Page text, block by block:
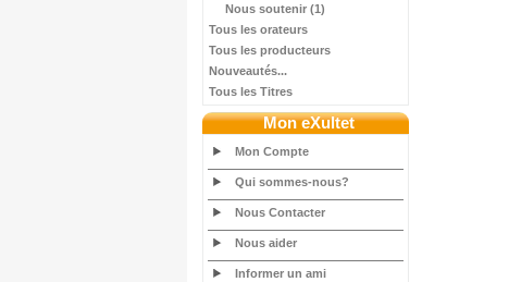
Nous soutenir (1)
Tous les orateurs
Tous les producteurs
Nouveautés...
Tous les Titres
Mon eXultet
Mon Compte
Qui sommes-nous?
Nous Contacter
Nous aider
Informer un ami